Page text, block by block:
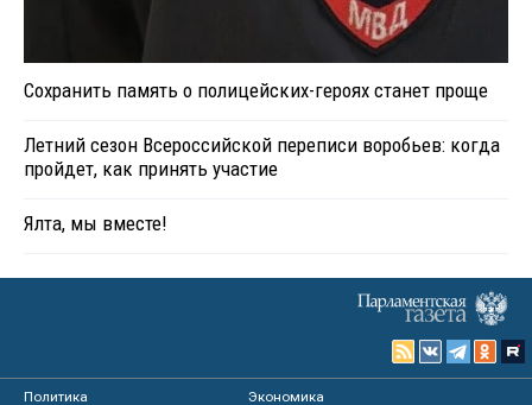
Сохранить память о полицейских-героях станет проще
Летний сезон Всероссийской переписи воробьев: когда
пройдет, как принять участие
Ялта, мы вместе!
Политика
Экономика